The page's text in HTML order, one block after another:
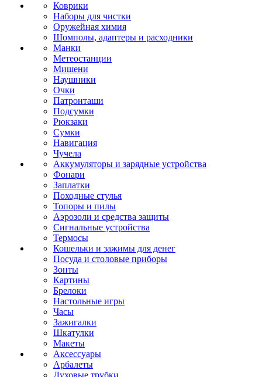
Коврики
Наборы для чистки
Оружейная химия
Шомполы, адаптеры и расходники
Манки
Метеостанции
Мишени
Наушники
Очки
Патронташи
Подсумки
Рюкзаки
Сумки
Навигация
Чучела
Аккумуляторы и зарядные устройства
Фонари
Заплатки
Походные стулья
Топоры и пилы
Аэрозоли и средства защиты
Сигнальные устройства
Термосы
Кошельки и зажимы для денег
Посуда и столовые приборы
Зонты
Картины
Брелоки
Настольные игры
Часы
Зажигалки
Шкатулки
Макеты
Аксессуары
Арбалеты
Духовые трубки